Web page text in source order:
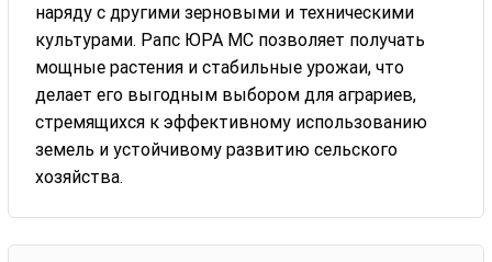
наряду с другими зерновыми и техническими
культурами. Рапс ЮРА МС позволяет получать
мощные растения и стабильные урожаи, что
делает его выгодным выбором для аграриев,
стремящихся к эффективному использованию
земель и устойчивому развитию сельского
хозяйства.